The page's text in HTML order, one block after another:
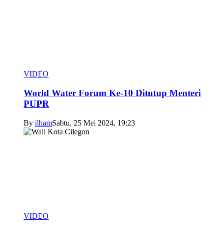
VIDEO
World Water Forum Ke-10 Ditutup Menteri
PUPR
By ilhamSabtu, 25 Mei 2024, 19:23
VIDEO